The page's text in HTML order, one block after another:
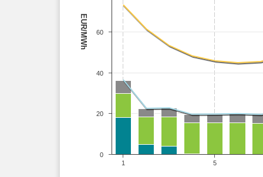
EUR/MWh
1 5
0
20
40
60